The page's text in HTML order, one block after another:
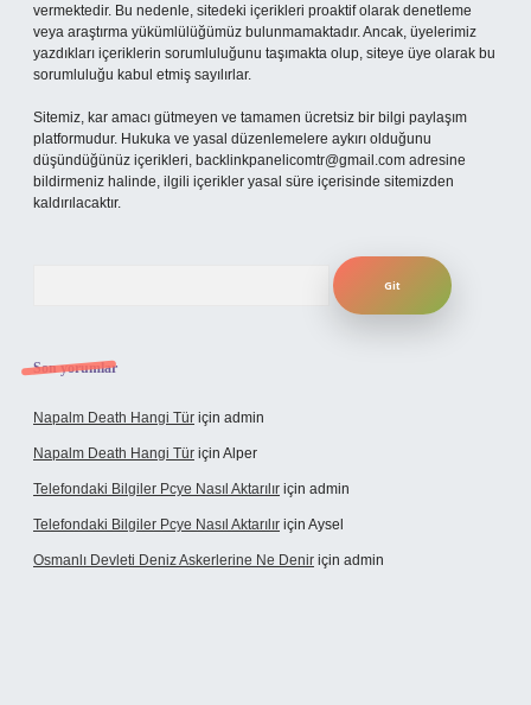
vermektedir. Bu nedenle, sitedeki içerikleri proaktif olarak denetleme
veya araştırma yükümlülüğümüz bulunmamaktadır. Ancak, üyelerimiz
yazdıkları içeriklerin sorumluluğunu taşımakta olup, siteye üye olarak bu
sorumluluğu kabul etmiş sayılırlar.
Sitemiz, kar amacı gütmeyen ve tamamen ücretsiz bir bilgi paylaşım
platformudur. Hukuka ve yasal düzenlemelere aykırı olduğunu
düşündüğünüz içerikleri, backlinkpanelicomtr@gmail.com adresine
bildirmeniz halinde, ilgili içerikler yasal süre içerisinde sitemizden
kaldırılacaktır.
Son yorumlar
Napalm Death Hangi Tür için admin
Napalm Death Hangi Tür için Alper
Telefondaki Bilgiler Pcye Nasıl Aktarılır için admin
Telefondaki Bilgiler Pcye Nasıl Aktarılır için Aysel
Osmanlı Devleti Deniz Askerlerine Ne Denir için admin